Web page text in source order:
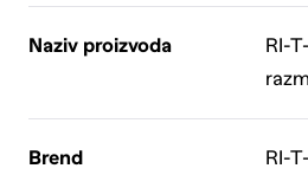
Naziv proizvoda
RI-
Brend RI-